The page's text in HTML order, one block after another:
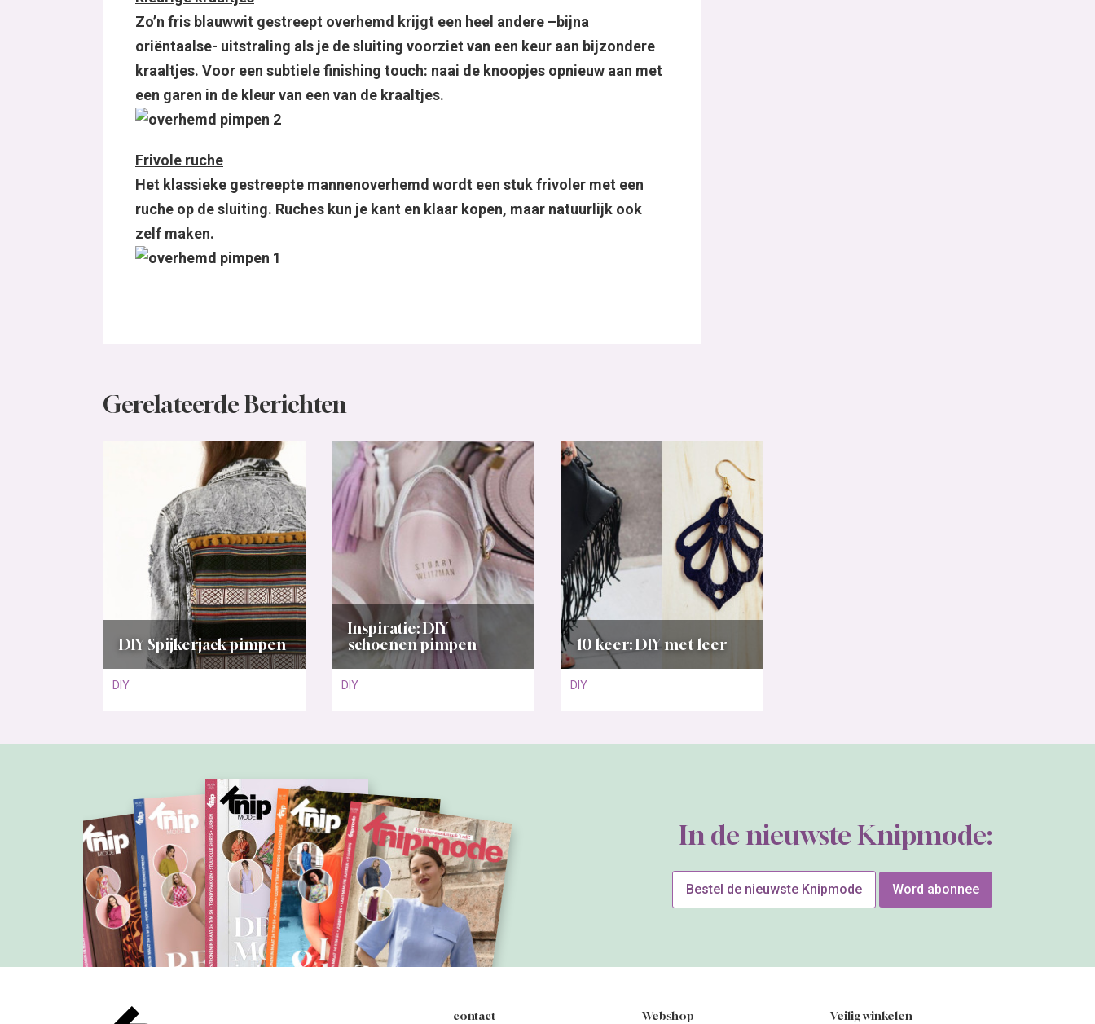
Zo’n fris blauwwit gestreept overhemd krijgt een heel andere –bijna
oriëntaalse- uitstraling als je de sluiting voorziet van een keur aan bijzondere
kraaltjes. Voor een subtiele finishing touch: naai de knoopjes opnieuw aan met
een garen in de kleur van een van de kraaltjes.
Frivole ruche
Het klassieke gestreepte mannenoverhemd wordt een stuk frivoler met een
ruche op de sluiting. Ruches kun je kant en klaar kopen, maar natuurlijk ook
zelf maken.
Gerelateerde Berichten
DIY Spijkerjack pimpen
DIY
Inspiratie: DIY
schoenen pimpen
DIY
10 keer: DIY met leer
DIY
In de nieuwste Knipmode:
Bestel de nieuwste Knipmode Word abonnee
contact Webshop Veilig winkelen